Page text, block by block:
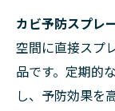
カビ予防スプレ
空間に直接スプ
品です。定期的
し、予防効果を